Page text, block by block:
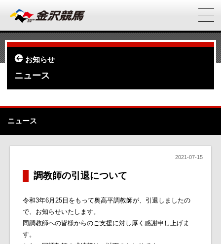
お知らせ
ニュース
ニュース
2021-07-15
調教師の引退について
令和3年6月25日をもって奥高平調教師が、引退しましたの
で、お知らせいたします。
同調教師への皆様からのご支援に対し厚く感謝申し上げま
す。